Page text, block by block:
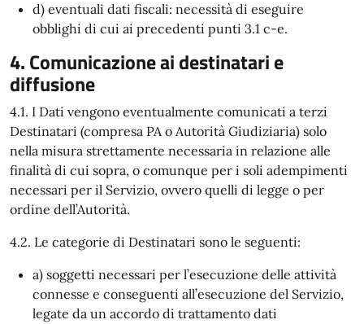
d) eventuali dati fiscali: necessità di eseguire
obblighi di cui ai precedenti punti 3.1 c-e.
4. Comunicazione ai destinatari e
diffusione
4.1. I Dati vengono eventualmente comunicati a terzi
Destinatari (compresa PA o Autorità Giudiziaria) solo
nella misura strettamente necessaria in relazione alle
finalità di cui sopra, o comunque per i soli adempimenti
necessari per il Servizio, ovvero quelli di legge o per
ordine dell’Autorità.
4.2. Le categorie di Destinatari sono le seguenti:
a) soggetti necessari per l’esecuzione delle attività
connesse e conseguenti all’esecuzione del Servizio,
legate da un accordo di trattamento dati